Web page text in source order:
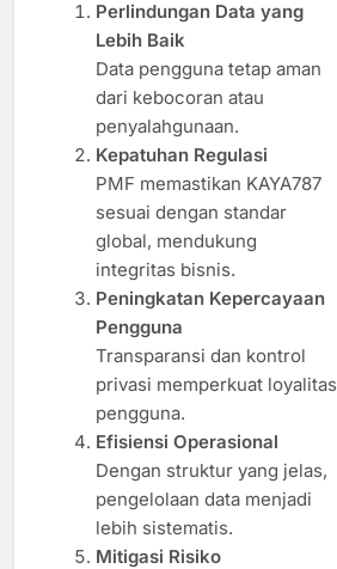
Perlindungan Data yang
Lebih Baik
Data pengguna tetap aman
dari kebocoran atau
penyalahgunaan.
Kepatuhan Regulasi
PMF memastikan KAYA787
sesuai dengan standar
global, mendukung
integritas bisnis.
Peningkatan Kepercayaan
Pengguna
Transparansi dan kontrol
privasi memperkuat loyalitas
pengguna.
Efisiensi Operasional
Dengan struktur yang jelas,
pengelolaan data menjadi
lebih sistematis.
Mitigasi Risiko